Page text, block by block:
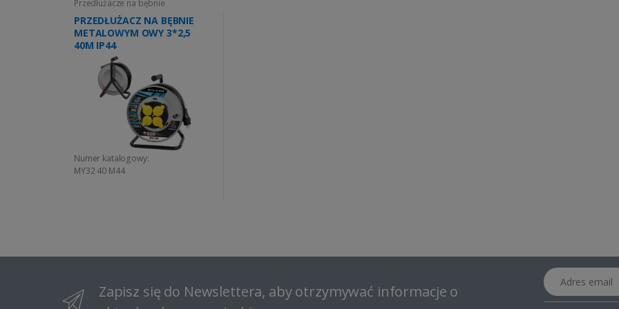
Przedłużacze na bębnie
PRZEDŁUŻACZ NA BĘBNIE
METALOWYM OWY 3*2,5
40M IP44
Numer katalogowy:
MY32 40 M44
Zapisz się do Newslettera, aby otrzymywać informacje o
Adres email